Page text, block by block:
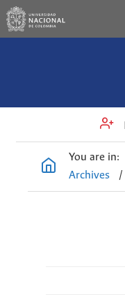
You are in:
Archives
/